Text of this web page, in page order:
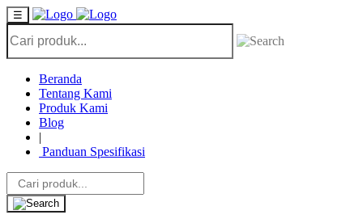
☰
Beranda
Tentang Kami
Produk Kami
Blog
|
Panduan Spesifikasi